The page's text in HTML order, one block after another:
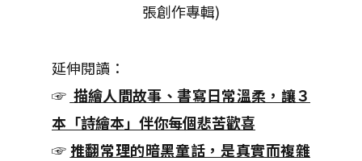
張創作專輯)
延伸閱讀：
☞ 描繪人間故事、書寫日常溫柔，讓３
本「詩繪本」伴你每個悲苦歡喜
☞推翻常理的暗黑童話，是真實而複雜